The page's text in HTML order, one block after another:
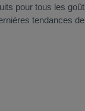
pour tous les
tendances